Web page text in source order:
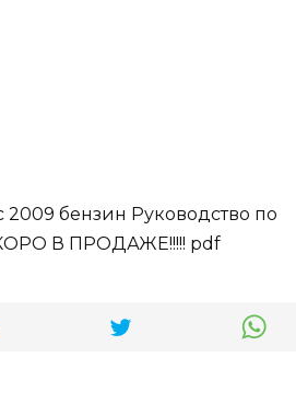
2009 бензин Руководство по
В ПРОДАЖЕ!!!!! pdf